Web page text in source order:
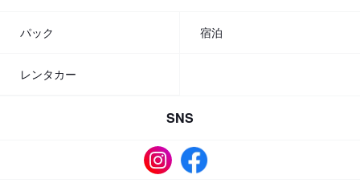
パック 宿泊
レンタカー
SNS